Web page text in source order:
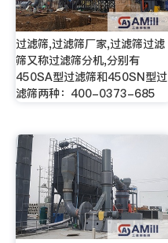
过滤筛,过滤筛厂家,过滤筛过滤
筛又称过滤筛分机,分别有
450SA型过滤筛和450SN型过
滤筛两种：400-0373-685